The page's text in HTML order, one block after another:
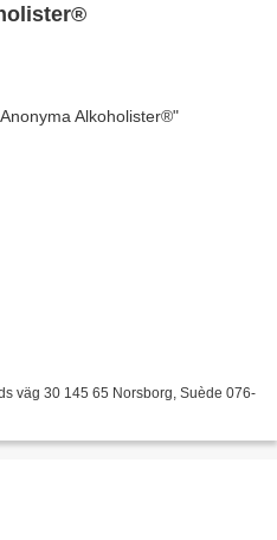
väg 30 145 65 Norsborg, Suède 076-